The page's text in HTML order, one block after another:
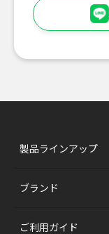
製品ラインアップ
ブランド
ご利用ガイド